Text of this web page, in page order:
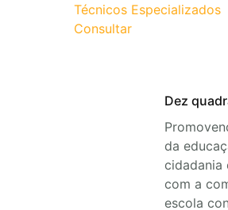
Técnicos Especializados
Consultar
Dez
da
cidadania
com a
escola